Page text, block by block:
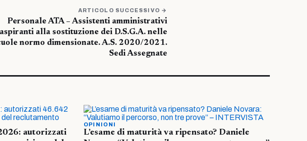
ARTICOLO SUCCESSIVO →
Personale ATA – Assistenti amministrativi
aspiranti alla sostituzione dei D.S.G.A. nelle
normo dimensionate. A.S. 2020/2021.
Sedi Assegnate
autorizzati
OPINIONI
L’esame di maturità va ripensato? Daniele